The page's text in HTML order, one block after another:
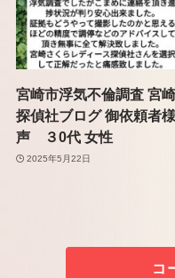
宮崎市浮気不倫調査 宮
探偵社ブログ 御依頼者
声 ３0代 女性
2025年5月22日
コ